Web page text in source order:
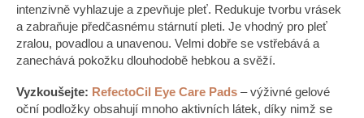
intenzivně vyhlazuje a zpevňuje pleť. Redukuje tvorbu vrásek
a zabraňuje předčasnému stárnutí pleti. Je vhodný pro pleť
zralou, povadlou a unavenou. Velmi dobře se vstřebává a
zanechává pokožku dlouhodobě hebkou a svěží.
Vyzkoušejte: RefectoCil Eye Care Pads – výživné gelové
oční podložky obsahují mnoho aktivních látek, díky nimž se